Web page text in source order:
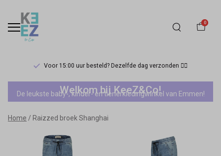
0
Voor 15:00 uur besteld? Dezelfde dag verzonden 🏃‍♀️
Raizzed
broek
Shanghai
Welkom bij KeeZ&Co!
De leukste baby-, kinder- en tienerkledingwinkel van Emmen!
Home Raizzed broek Shanghai